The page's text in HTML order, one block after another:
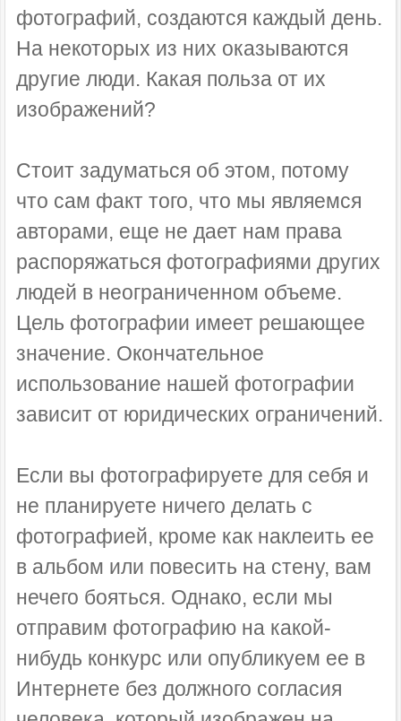
фотографий, создаются каждый день.
На некоторых из них оказываются
другие люди. Какая польза от их
изображений?
Стоит задуматься об этом, потому
что сам факт того, что мы являемся
авторами, еще не дает нам права
распоряжаться фотографиями других
людей в неограниченном объеме.
Цель фотографии имеет решающее
значение. Окончательное
использование нашей фотографии
зависит от юридических ограничений.
Если вы фотографируете для себя и
не планируете ничего делать с
фотографией, кроме как наклеить ее
в альбом или повесить на стену, вам
нечего бояться. Однако, если мы
отправим фотографию на какой-
нибудь конкурс или опубликуем ее в
Интернете без должного согласия